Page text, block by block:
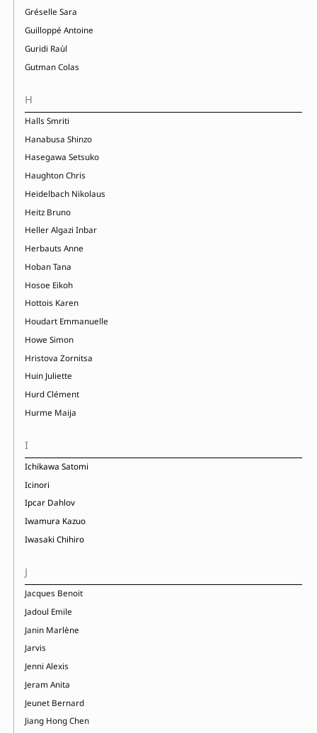
Gréselle Sara
Guilloppé Antoine
Guridi Raùl
Gutman Colas
H
Halls Smriti
Hanabusa Shinzo
Hasegawa Setsuko
Haughton Chris
Heidelbach Nikolaus
Heitz Bruno
Heller Algazi Inbar
Herbauts Anne
Hoban Tana
Hosoe Eikoh
Hottois Karen
Houdart Emmanuelle
Howe Simon
Hristova Zornitsa
Huin Juliette
Hurd Clément
Hurme Maija
I
Ichikawa Satomi
Icinori
Ipcar Dahlov
Iwamura Kazuo
Iwasaki Chihiro
J
Jacques Benoit
Jadoul Emile
Janin Marlène
Jarvis
Jenni Alexis
Jeram Anita
Jeunet Bernard
Jiang Hong Chen